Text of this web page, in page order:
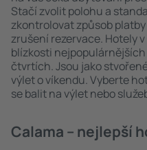
Stačí zvolit polohu a
zkontrolovat způsob
zrušení rezervace. Hotely
blízkosti
čtvrtích. Jsou jako
výlet o víkendu. Vyberte
se balit na výlet nebo
Calama – nejlepší